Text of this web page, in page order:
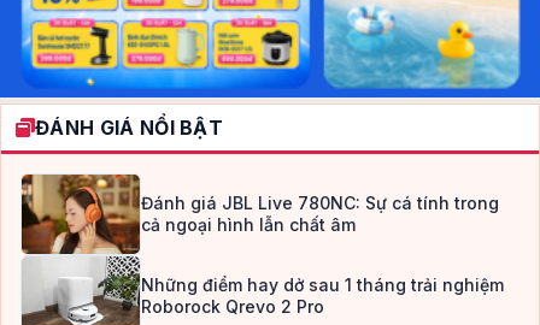
ĐÁNH GIÁ NỔI BẬT
Đánh giá JBL Live 780NC: Sự cá tính trong
cả ngoại hình lẫn chất âm
Những điểm hay dở sau 1 tháng trải nghiệm
Roborock Qrevo 2 Pro